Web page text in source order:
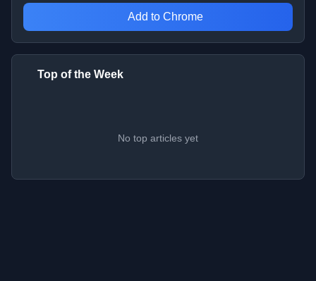
Add to Chrome
Top of the Week
No top articles yet